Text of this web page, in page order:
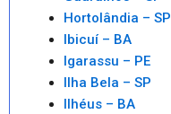
Hortolândia – SP
Ibicuí – BA
Igarassu – PE
Ilha Bela – SP
Ilhéus – BA